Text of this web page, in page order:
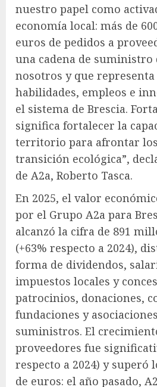
nuestro papel como
economía local: más de
euros de pedidos a
una cadena de suministro
nosotros y que
habilidades, empleos e
el sistema de Brescia.
significa fortalecer la
territorio para afrontar los
transición ecológica”,
de A2a, Roberto Tasca.
En 2025, el valor
por el Grupo A2a para
alcanzó la cifra de 891
(+63% respecto a 2024),
forma de dividendos,
impuestos locales y
patrocinios, donaciones,
fundaciones y
suministros. El
proveedores fue
respecto a 2024) y superó
de euros: el año pasado,